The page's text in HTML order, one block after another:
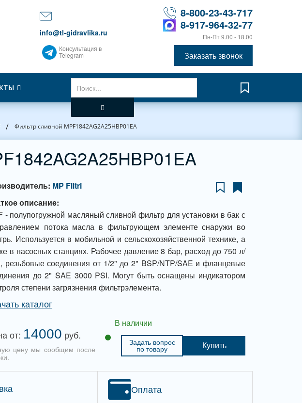
info@tl-gidravlika.ru
8-800-23-43-717
8-917-964-32-77
Пн-Пт 9.00 - 18.00
Консультация в
Telegram
Заказать звонок
/ Фильтр сливной MPF1842AG2A25HBP01EA
MP Filtri
описание:
- полупогружной масляный сливной фильтр для установки в бак с
потока масла в фильтрующем элементе снаружи во
Используется в мобильной и сельскохозяйственной технике, а
в насосных станциях. Рабочее давление 8 бар, расход до 750 л/
резьбовые соединения от 1/2" до 2" BSP/NTP/SAE и фланцевые
до 2" SAE 3000 PSI. Могут быть оснащены индикатором
степени загрязнения фильтрэлемента.
каталог
от: 14000 руб.
цену мы сообщим после
В наличии
Задать вопрос
по товару
Купить
Оплата